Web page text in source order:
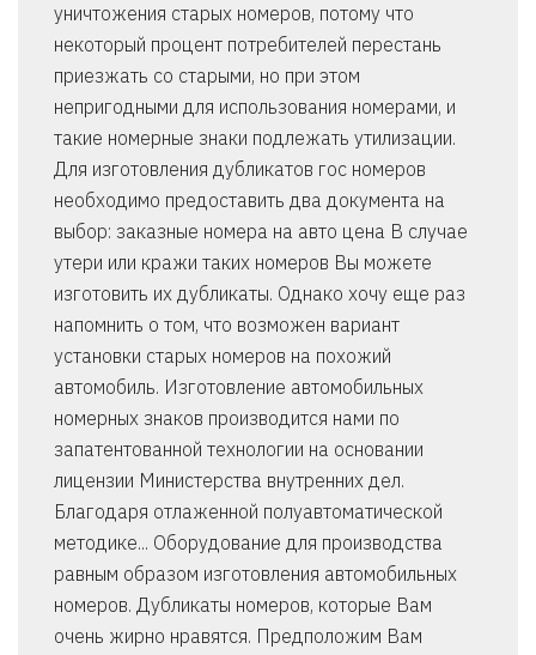
уничтожения старых номеров, потому что
некоторый процент потребителей перестань
приезжать со старыми, но при этом
непригодными для использования номерами, и
такие номерные знаки подлежать утилизации.
Для изготовления дубликатов гос номеров
необходимо предоставить два документа на
выбор: заказные номера на авто цена В случае
утери или кражи таких номеров Вы можете
изготовить их дубликаты. Однако хочу еще раз
напомнить о том, что возможен вариант
установки старых номеров на похожий
автомобиль. Изготовление автомобильных
номерных знаков производится нами по
запатентованной технологии на основании
лицензии Министерства внутренних дел.
Благодаря отлаженной полуавтоматической
методике... Оборудование для производства
равным образом изготовления автомобильных
номеров. Дубликаты номеров, которые Вам
очень жирно нравятся. Предположим Вам